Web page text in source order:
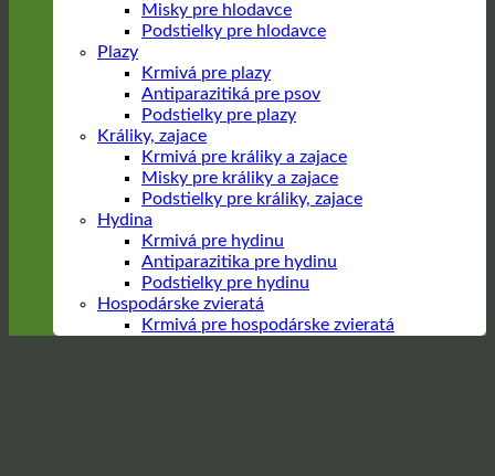
Misky pre hlodavce
Podstielky pre hlodavce
Plazy
Krmivá pre plazy
Antiparazitiká pre psov
Podstielky pre plazy
Králiky, zajace
Krmivá pre králiky a zajace
Misky pre králiky a zajace
Podstielky pre králiky, zajace
Hydina
Krmivá pre hydinu
Antiparazitika pre hydinu
Podstielky pre hydinu
Hospodárske zvieratá
Krmivá pre hospodárske zvieratá